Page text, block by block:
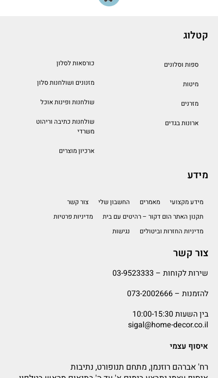
קטלוג
ספות וסלונים
מיטות
מזרנים
ארונות בגדים
כורסאות לסלון
מזנונים ושולחנות סלון
שולחנות ופינות אוכל
שולחנות כתיבה וריהוט
משרדי
ארכיון מוצרים
מידע
מידע מקצועי מאמרים החשבון שלי
צור קשר
תקנון האתר הום דקור – רהיטים עם בית
מדיניות פרטיות
מדיניות החזרות וביטולים
נגישות
צור קשר
שירות לקוחות – 03-9523333
להזמנות – 073-2002666
בין השעות 10:00-15:30
sigal@home-decor.co.il
איסוף עצמי
רח' אברהם רוזנמן, מתחם תנופורט, נתיבות